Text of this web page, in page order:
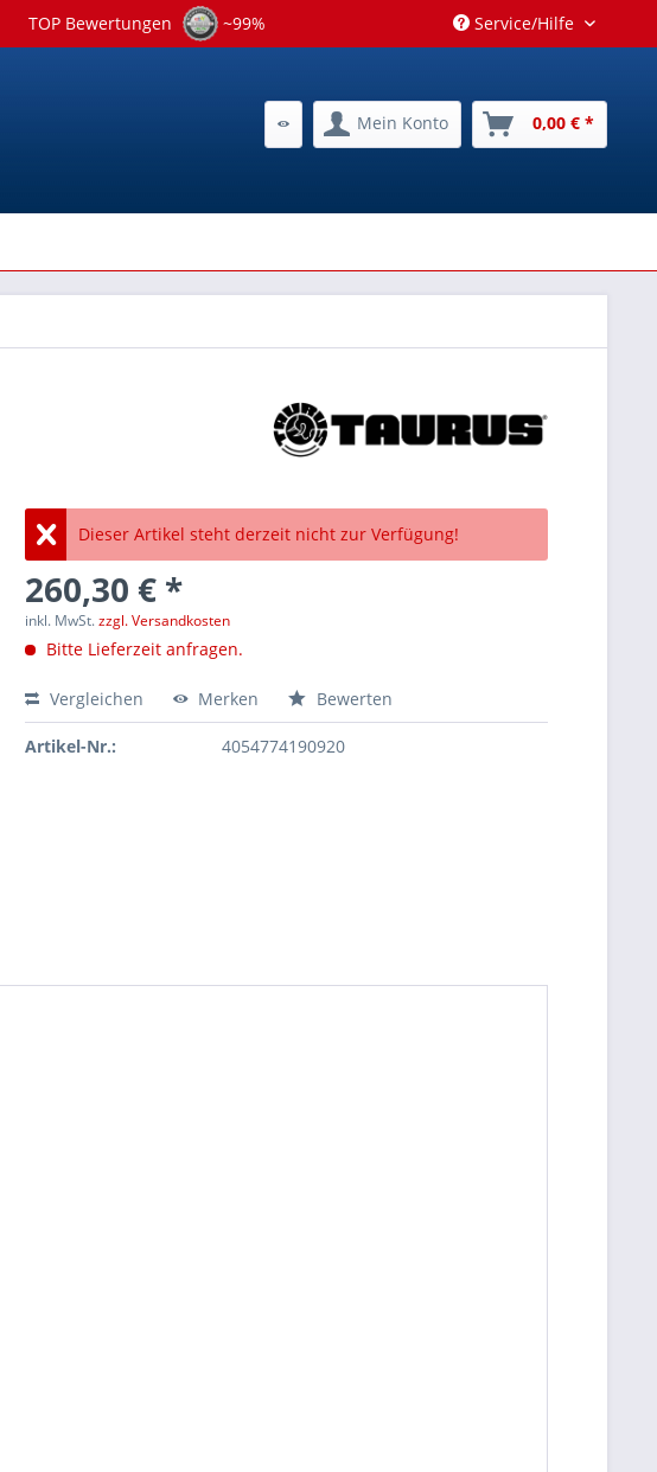
TOP Bewertungen ~99% Service/Hilfe
Mein Konto 0,00 € *
Dieser Artikel steht derzeit nicht zur Verfügung!
260,30 € *
inkl. MwSt.zzgl. Versandkosten
Bitte Lieferzeit anfragen.
Vergleichen Merken Bewerten
Artikel-Nr.: 4054774190920